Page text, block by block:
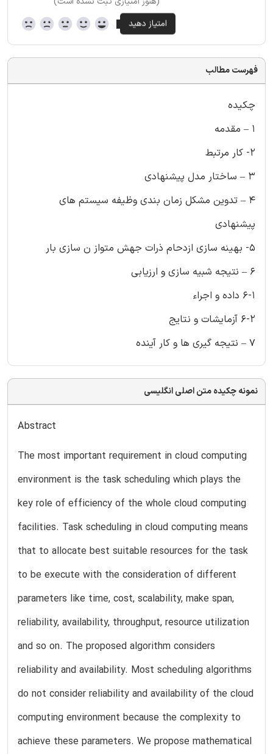
فهرست مطالب
چکیده
1 – مقدمه
2- کار مرتبط
3 – ساختار مدل پیشنهادی
4 – تدوین مشکل زمان بندی وظیفه سیستم های
پیشنهادی
5- بهینه سازی ازدحام ذرات جهش متواز ن سازی بار
6 – نتیجه شبیه سازی و ارزیابی
6-1 داده و اجراء
6-2 آزمایشات و نتایج
7 – نتیجه گیری ها و کار آینده
نمونه چکیده متن اصلی انگلیسی
Abstract
The most important requirement in cloud computing
environment is the task scheduling which plays the
key role of efficiency of the whole cloud computing
facilities. Task scheduling in cloud computing means
that to allocate best suitable resources for the task
to be execute with the consideration of different
parameters like time, cost, scalability, make span,
reliability, availability, throughput, resource utilization
and so on. The proposed algorithm considers
reliability and availability. Most scheduling algorithms
do not consider reliability and availability of the cloud
computing environment because the complexity to
achieve these parameters. We propose mathematical